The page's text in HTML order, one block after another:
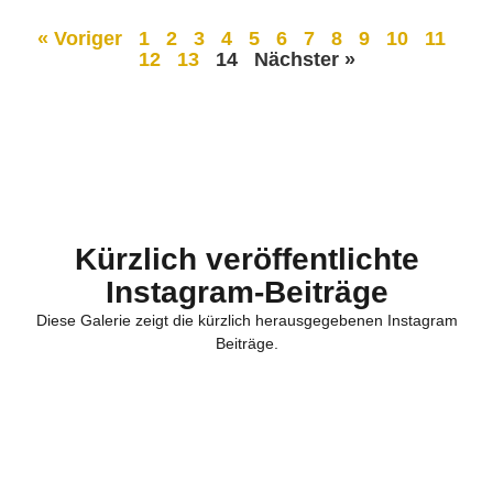
« Voriger 1 2 3 4 5 6 7 8 9 10
11
12
13 14 Nächster »
Kürzlich veröffentlichte
Instagram-Beiträge
Diese Galerie zeigt die kürzlich herausgegebenen Instagram
Beiträge.